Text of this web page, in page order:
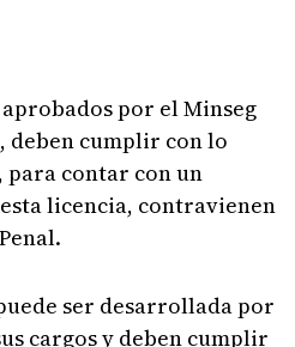
por el Minseg
deben cumplir con lo
para contar con un
licencia, contravienen
ser desarrollada por
cargos y deben cumplir